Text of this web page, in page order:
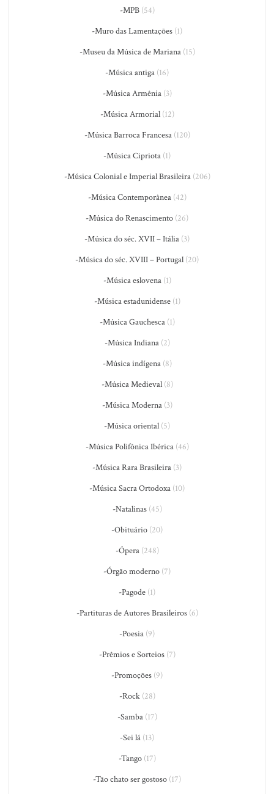
-MPB(54)
-Muro das Lamentações (1)
-Museu da Música de Mariana(15)
-Música antiga (16)
-Música Armênia(3)
-Música Armorial(12)
-Música Barroca Francesa(120)
-Música Cipriota (1)
-Música Colonial e Imperial Brasileira(206)
-Música Contemporânea(42)
-Música do Renascimento (26)
-Música do séc. XVII – Itália (3)
-Música do séc. XVIII – Portugal (20)
-Música eslovena(1)
-Música estadunidense(1)
-Música Gauchesca(1)
-Música Indiana(2)
-Música indígena(8)
-Música Medieval(8)
-Música Moderna(3)
-Música oriental (5)
-Música Polifônica Ibérica(46)
-Música Rara Brasileira (3)
-Música Sacra Ortodoxa (10)
-Natalinas(45)
-Obituário (20)
-Ópera(248)
-Órgão moderno (7)
-Pagode (1)
-Partituras de Autores Brasileiros(6)
-Poesia (9)
-Prêmios e Sorteios(7)
-Promoções (9)
-Rock(28)
-Samba(17)
-Sei lá (13)
-Tango(17)
-Tão chato ser gostoso (17)